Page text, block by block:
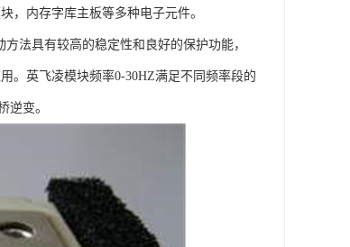
，内存字库主板等多种电子元件。
法具有较高的稳定性和良好的保护功能，
。英飞凌模块频率0-30HZ满足不同频率段的
逆变。